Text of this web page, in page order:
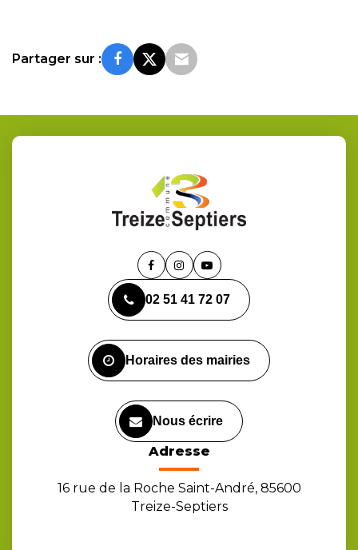
Partager sur :
Lien
le
compte
Lien
le
compte
Lien
la
chaîne
02 51 41 72 07
Horaires des mairies
Nous écrire
Adresse
16 rue de la Roche Saint-André, 85600
Treize-Septiers